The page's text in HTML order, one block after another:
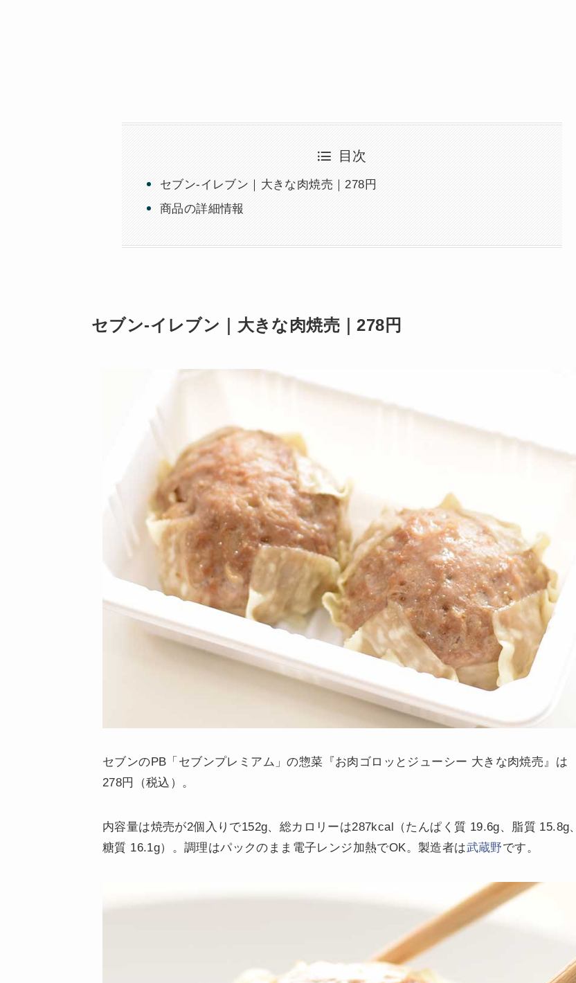
目次
セブン-イレブン｜大きな肉焼売｜278円
商品の詳細情報
セブン-イレブン｜大きな肉焼売｜278円
セブンのPB「セブンプレミアム」の惣菜『お肉ゴロッとジューシー 大きな肉焼売』は
278円（税込）。
内容量は焼売が2個入りで152g、総カロリーは287kcal（たんぱく質 19.6g、脂質 15.8g、
糖質 16.1g）。調理はパックのまま電子レンジ加熱でOK。製造者は武蔵野です。